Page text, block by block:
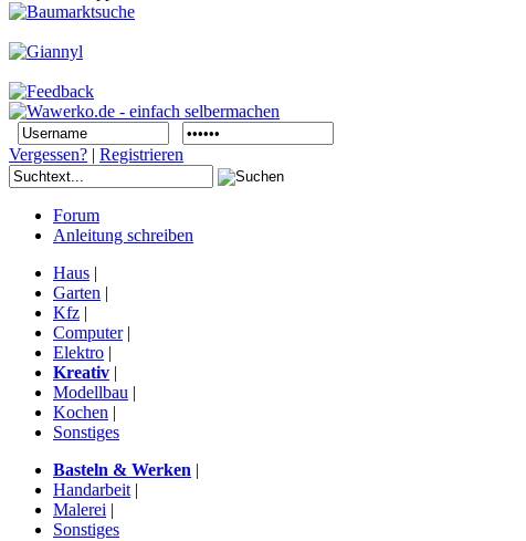
Vergessen? | Registrieren
Forum
Anleitung schreiben
Haus |
Garten |
Kfz |
Computer|
Elektro |
Kreativ |
Modellbau |
Kochen |
Sonstiges
Basteln & Werken |
Handarbeit |
Malerei |
Sonstiges